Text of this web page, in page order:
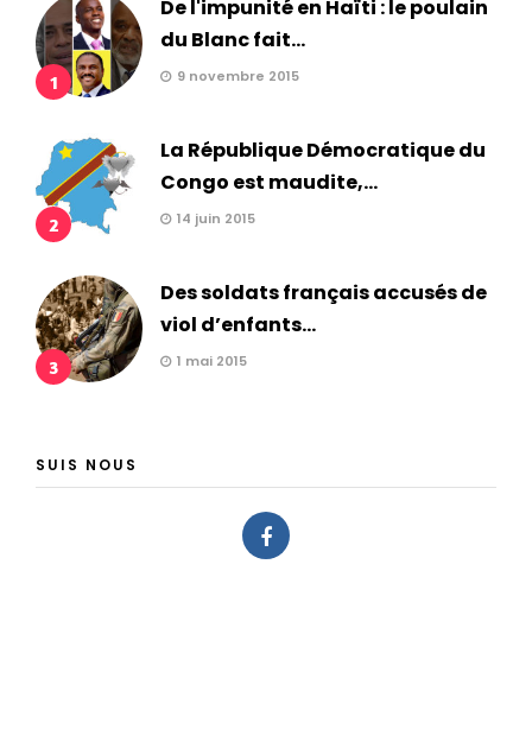
1
De l'impunité en Haïti : le poulain
du Blanc fait...
9 novembre 2015
2
La République Démocratique du
Congo est maudite,...
14 juin 2015
3
Des soldats français accusés de
viol d’enfants...
1 mai 2015
SUIS NOUS